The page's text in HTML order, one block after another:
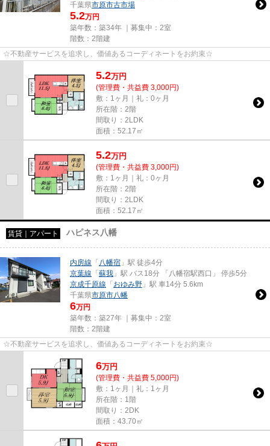
千葉県市原市古市場
5.2万円
築年数：築34年 ｜募集中： 2室
階数：2階建
☆不動産サービスを追求し、価値あるコーディネートをお約束☆
5.2万円
(管理費・共益費 3,000円)
敷：1ヶ月｜礼：0ヶ月
所在階：2階
間取り：2LDK
面積：52.17㎡
5.2万円
(管理費・共益費 3,000円)
敷：1ヶ月｜礼：0ヶ月
所在階：2階
間取り：2LDK
面積：52.17㎡
賃貸｜アパート ハピネス八幡
内房線 「 八幡宿 」駅 徒歩4分
京葉線 「 蘇我 」駅 バス18分 「八幡宿駅西口」 停歩5分
京成千原線 「 おゆみ野 」駅 車14分 5.6km
千葉県市原市八幡
6万円
築年数：築27年 ｜募集中： 2室
階数：2階建
☆不動産サービスを追求し、価値あるコーディネートをお約束☆
6万円
(管理費・共益費 5,000円)
敷：1ヶ月｜礼：1ヶ月
所在階：1階
間取り：2DK
面積：43.70㎡